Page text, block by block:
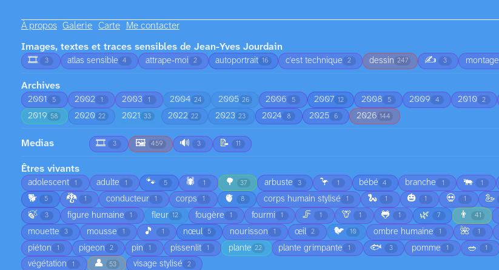
À propos Galerie Carte Me contacter
Images, textes et traces sensibles de Jean-Yves Jourdain
🎞️
3 atlas sensible 4 attrape-moi 2 autoportrait 16 c'est technique 2 dessin 247 ✍️ 3 montage
Archives
2001 5 2002 1 2003 1 2004 24 2005 26 2006 5 2007 12 2008 5 2009 4 2010 2
2019 58 2020 22 2021 33 2022 22 2023 23 2024 8 2025 6 2026 144
Medias 🎞️ 3 🖼️ 459 🔊 3 📝 11
Êtres vivants
adolescent 1 adulte 1 🐾 5 🕷️ 1 🌳 37 arbuste 3 🦩 1 bébé 4 branche 1 🐃 1
🐕 5 🐉 1 conducteur 1 corps 1 🫀 8 corps humain stylisé 1 🐍 1 🎃 1 💀 1 🦢
🍃 3 figure humaine 1 fleur 12 fougère 1 fourmi 1 🦵 1 🦒 1 🐸 1 🌿 7 👨 41
mouette 3 mousse 1 🎵 1 nœul 5 nourisson 1 œil 2 🐦 10 ombre humaine 1 🌺 1
piéton 1 pigeon 2 pin 1 pissenlit 1 plante 22 plante grimpante 1 🐟 3 pomme 1 🥗 1
végétation 1 👤 53 visage stylisé 2